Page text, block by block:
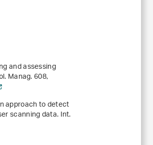
and assessing
Manag.608,
approach to detect
scanning data. Int.